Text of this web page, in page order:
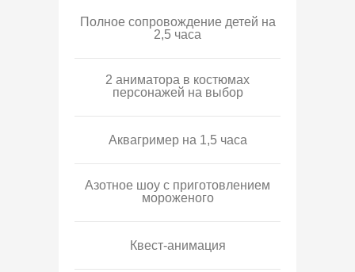
Полное сопровождение детей на
2,5 часа
2 аниматора в костюмах
персонажей на выбор
Аквагример на 1,5 часа
Азотное шоу с приготовлением
мороженого
Квест-анимация